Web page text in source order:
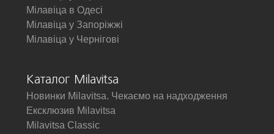
Мілавіца в Одесі
Мілавіца у Запоріжжі
Мілавіца у Чернігові
Каталог Milavitsa
Новинки Milavitsa. Чекаємо на надходження
Ексклюзив Milavitsa
Milavitsa Classic